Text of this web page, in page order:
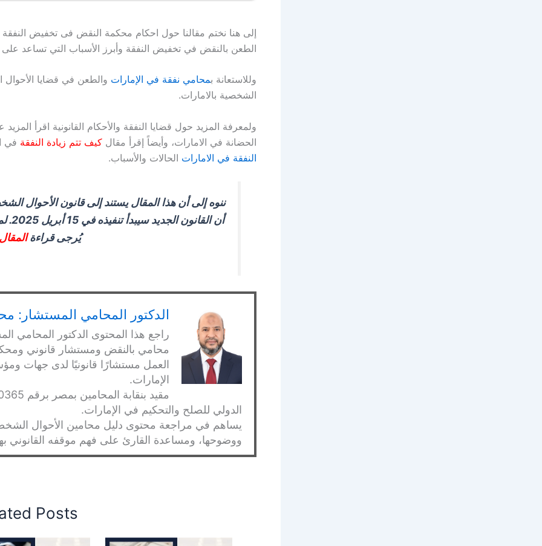
محددةٍ مثل: بطلان في حكم محكمة الاستئناف.
إلى هنا نختم مقالنا حول احكام محكمة النقض فى تخفيض النفقة
الطعن بالنقض في تخفيض النفقة وأبرز الأسباب التي تساعد على
وللاستعانة بمحامي نفقة في الإمارات والطعن في قضايا الأحوال
الشخصية بالامارات.
ولمعرفة المزيد حول قضايا النفقة والأحكام القانونية اقرأ المزيد
الحضانة في الامارات، وأيضاً إقرأ مقال كيف تتم زيادة النفقة في
النفقة في الامارات الحالات والأسباب.
أن
يُرجى قراءة
الدكتور المحامي المستشار:
راجع هذا المحتوى الدكتور المحامي
العمل مستشارًا قانونيًا لدى جهات
الإمارات.
الدولي للصلح والتحكيم في الإمارات.
يساهم في مراجعة محتوى دليل محامين الأحوال
ووضوحها، ومساعدة القارئ على فهم موقفه القانوني
Posts